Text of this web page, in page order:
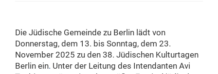
Die Jüdische Gemeinde zu Berlin lädt von
Donnerstag, dem 13. bis Sonntag, dem 23.
November 2025 zu den 38. Jüdischen Kulturtagen
Berlin ein. Unter der Leitung des Intendanten Avi